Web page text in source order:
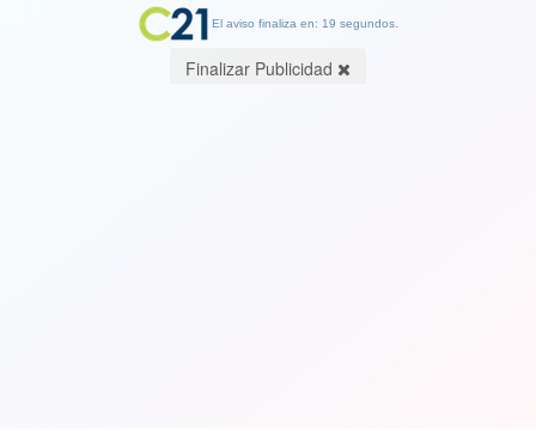
El aviso finaliza en: 19 segundos.
Finalizar Publicidad